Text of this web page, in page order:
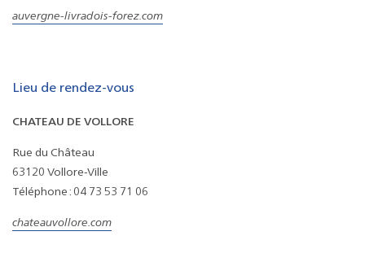
auvergne-livradois-forez.com
Lieu de rendez-vous
CHATEAU DE VOLLORE
Rue du Château
63120 Vollore-Ville
Téléphone : 04 73 53 71 06
chateauvollore.com